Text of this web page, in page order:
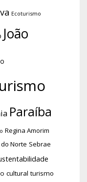
Ecoturismo
João
Paraíba
Regina Amorim
Norte Sebrae
cultural turismo